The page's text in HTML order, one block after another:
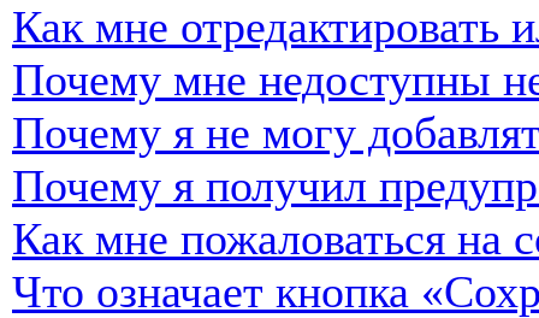
Как мне отредактировать
Почему мне недоступны
Почему я не могу
Почему я получил
Как мне пожаловаться на
Что означает кнопка